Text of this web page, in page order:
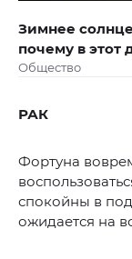
Зимнее
почему в этот
Общество
РАК
Фортуна
спокойны в
ожидается на